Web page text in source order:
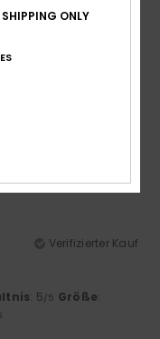
Verifizierter Kauf
: 5/5 Größe:
SHIPPING ONLY